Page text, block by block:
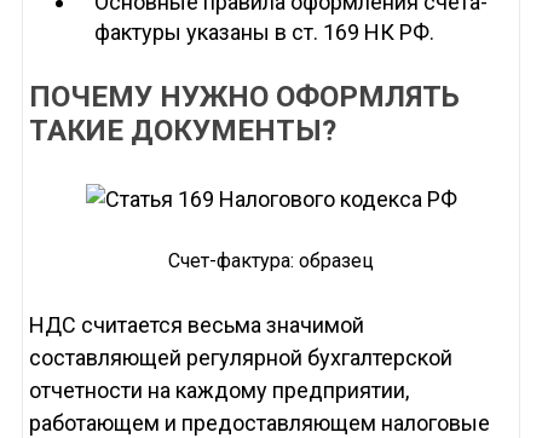
фактуры указаны в ст. 169 НК РФ.
ПОЧЕМУ НУЖНО ОФОРМЛЯТЬ
ТАКИЕ ДОКУМЕНТЫ?
Счет-фактура: образец
НДС считается весьма значимой
составляющей регулярной бухгалтерской
отчетности на каждому предприятии,
работающем и предоставляющем налоговые